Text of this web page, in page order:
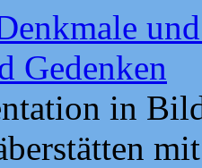
Gedenken
in